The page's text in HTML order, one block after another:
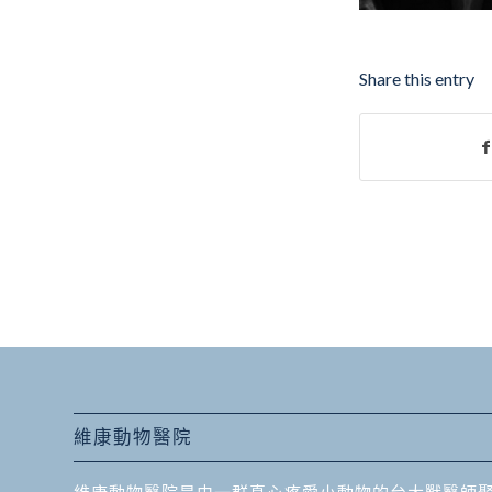
Share this entry
維康動物醫院